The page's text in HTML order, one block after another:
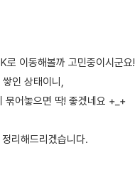
로 이동해볼까 고민중이시군요!
인 상태이니,
묶어놓으면 딱! 좋겠네요 +_+
리해드리겠습니다.